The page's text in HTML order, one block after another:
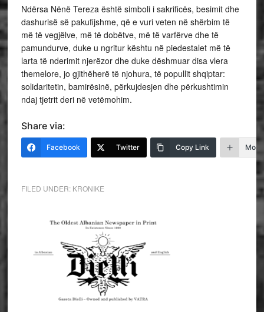
Ndërsa Nënë Tereza është simboli i sakrificës, besimit dhe
dashurisë së pakufijshme, që e vuri veten në shërbim të
më të vegjëlve, më të dobëtve, më të varfërve dhe të
pamundurve, duke u ngritur kështu në piedestalet më të
larta të nderimit njerëzor dhe duke dëshmuar disa vlera
themelore, jo gjithëherë të njohura, të popullit shqiptar:
solidaritetin, bamirësinë, përkujdesjen dhe përkushtimin
ndaj tjetrit deri në vetëmohim.
Share via:
Facebook Twitter Copy Link More
FILED UNDER: KRONIKE